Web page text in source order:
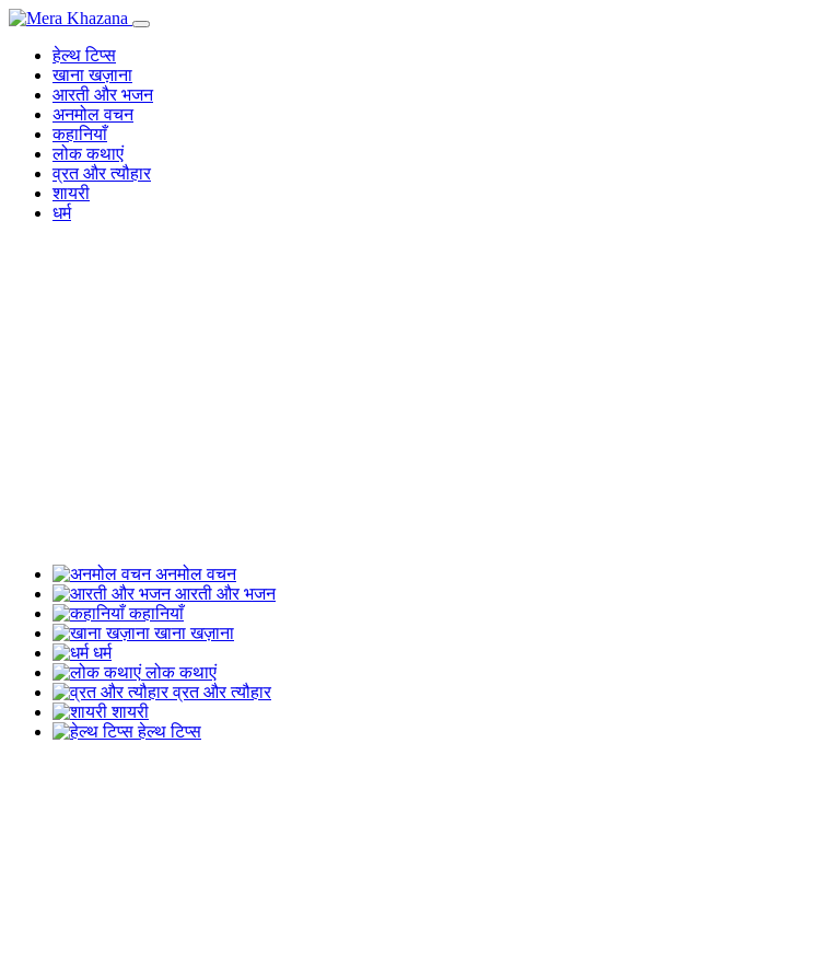
Skip
contentहेल्थ टिप्स
खाना खज़ाना
आरती और भजन
अनमोल वचन
कहानियाँ
लोक कथाएं
व्रत और त्यौहार
शायरी
धर्म
अनमोल वचन
आरती और भजन
कहानियाँ
खाना खज़ाना
धर्म
लोक कथाएं
व्रत और त्यौहार
शायरी
हेल्थ टिप्स